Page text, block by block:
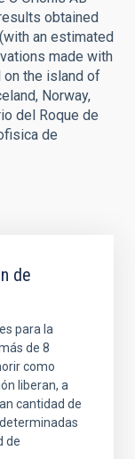
obtained
an estimated
made with
on the island of
Norway,
del Roque de
de
de
para la
de 8
como
liberan, a
cantidad de
de